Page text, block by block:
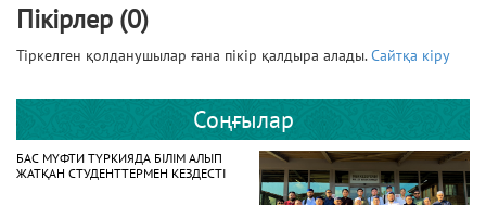
Пікірлер (0)
Тіркелген қолданушылар ғана пікір қалдыра алады.Сайтқа кіру
Соңғылар
БАС МҮФТИ ТҮРКИЯДА БІЛІМ АЛЫП
ЖАТҚАН СТУДЕНТТЕРМЕН КЕЗДЕСТІ